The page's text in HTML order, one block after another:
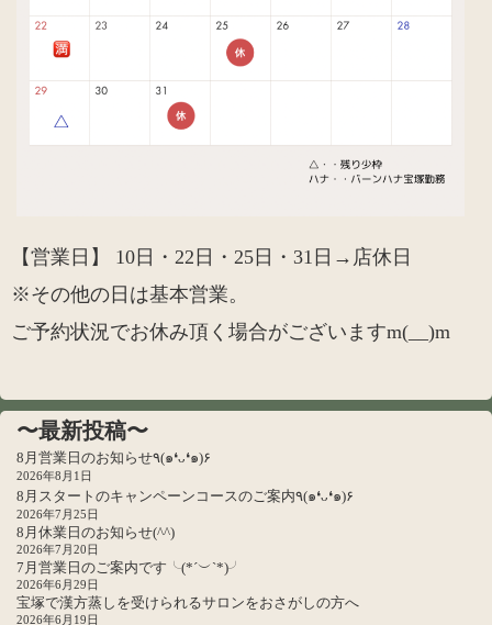
【営業日】 10日・22日・25日・31日→店休日
※その他の日は基本営業。
ご予約状況でお休み頂く場合がございますm(__)m
〜最新投稿〜
8月営業日のお知らせ٩(๑❛ᴗ❛๑)۶
2026年8月1日
8月スタートのキャンペーンコースのご案内٩(๑❛ᴗ❛๑)۶
2026年7月25日
8月休業日のお知らせ(^^)
2026年7月20日
7月営業日のご案内です╰(*´︶`*)╯
2026年6月29日
宝塚で漢方蒸しを受けられるサロンをおさがしの方へ
2026年6月19日